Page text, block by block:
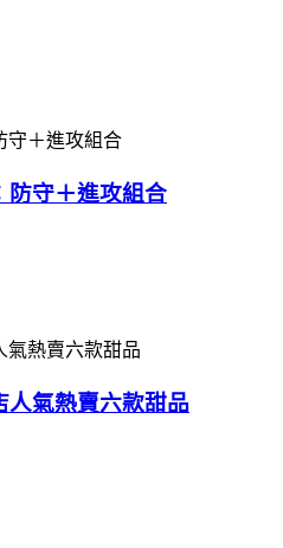
防守＋進攻組合
人氣熱賣六款甜品